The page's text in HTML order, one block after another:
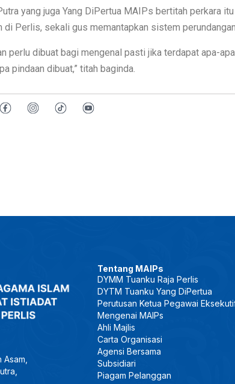
yang juga Yang DiPertua MAIPs bertitah perkara
Perlis, sekali gus memantapkan sistem
perlu dibuat bagi mengenal pasti jika terdapat apa-
pindaan dibuat,” titah baginda.
Tentang MAIPs
DYMM Tuanku Raja Perlis
DYTM Tuanku Yang DiPertua
Perutusan Ketua Pegawai
Mengenai MAIPs
Ahli Majlis
Carta Organisasi
Agensi Bersama
Subsidiari
Piagam Pelanggan